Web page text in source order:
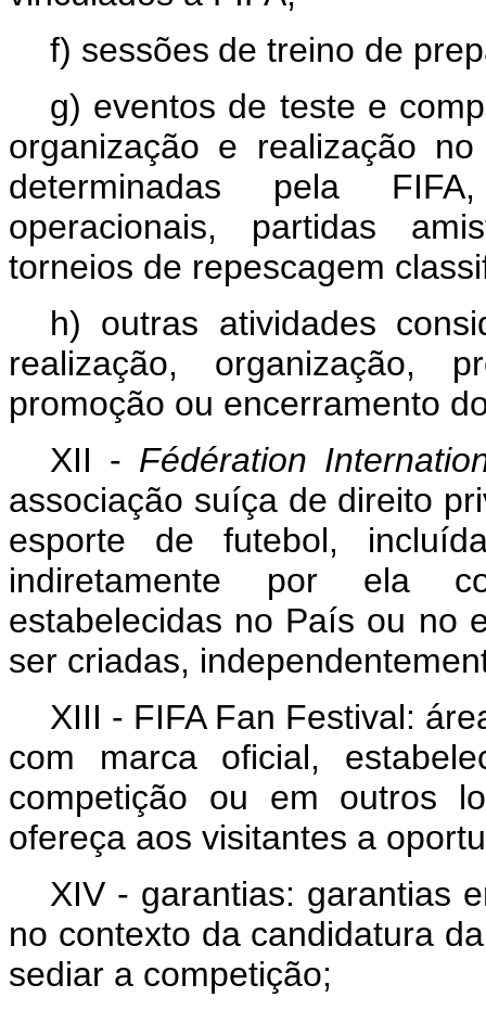
f) sessões de treino de
g) eventos de teste e
organização e realização
determinadas pela
operacionais, partidas
torneios de repescagem
h) outras atividades
realização, organização,
promoção ou encerramento
XII - Fédération
associação suíça de direito
esporte de futebol,
indiretamente
por ela
estabelecidas no País ou no
ser criadas,
XIII - FIFA Fan Festival:
com marca oficial,
competição ou em outros
ofereça aos visitantes a
XIV - garantias: garantias
no contexto da candidatura
sediar a competição;